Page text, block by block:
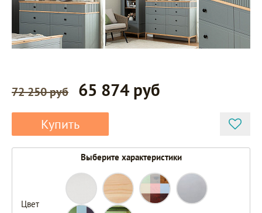
72 250 руб 65 874 руб
Купить
Выберите характеристики
Цвет